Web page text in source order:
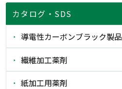
カタログ・SDS
導電性カーボンブラック製品
繊維加工薬剤
紙加工用薬剤